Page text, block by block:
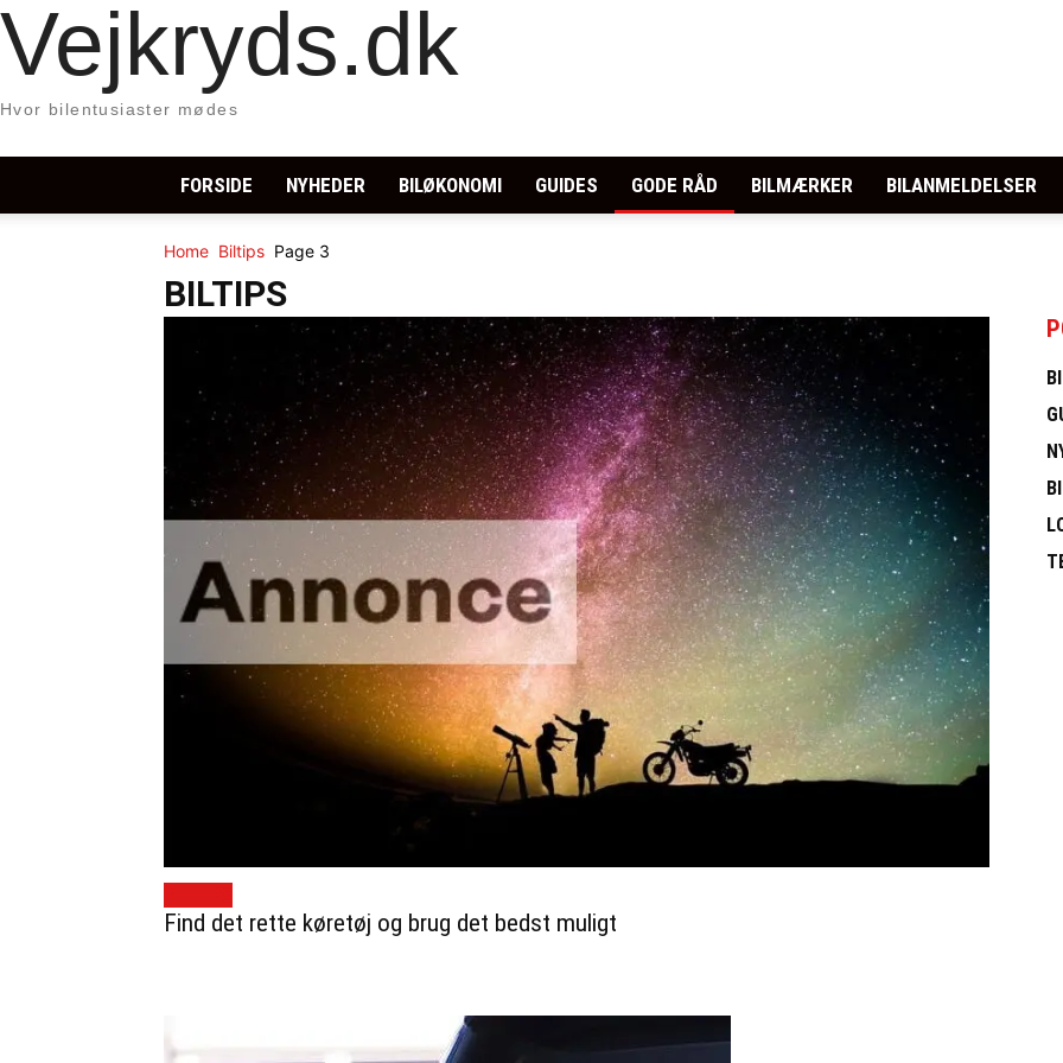
Vejkryds.dk
Hvor bilentusiaster mødes
FORSIDE NYHEDER BILØKONOMI GUIDES GODE RÅD BILMÆRKER BILANMELDELSER
Home Biltips Page 3
BILTIPS
Find det rette køretøj og brug det bedst muligt